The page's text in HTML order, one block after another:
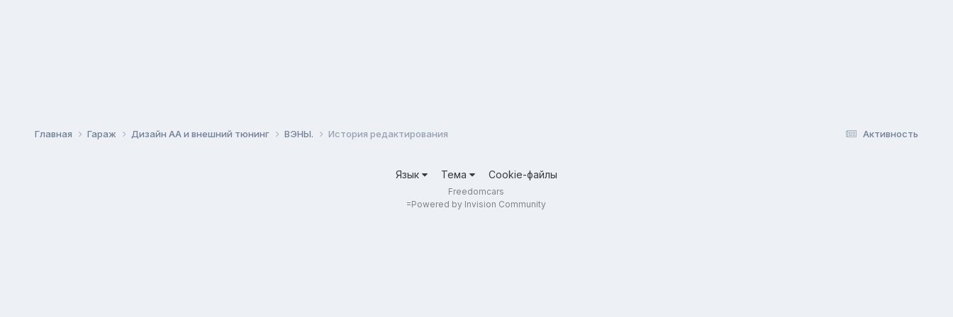
Активность
Главная Гараж Дизайн АА и внешний тюнинг ВЭНЫ. История редактирования
Язык Тема Cookie-файлы
Freedomcars
=Powered by Invision Community